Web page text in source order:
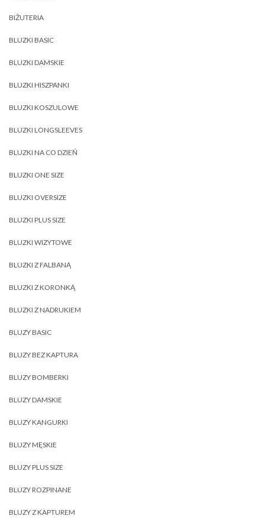
BIŻUTERIA
BLUZKI BASIC
BLUZKI DAMSKIE
BLUZKI HISZPANKI
BLUZKI KOSZULOWE
BLUZKI LONGSLEEVES
BLUZKI NA CO DZIEŃ
BLUZKI ONE SIZE
BLUZKI OVERSIZE
BLUZKI PLUS SIZE
BLUZKI WIZYTOWE
BLUZKI Z FALBANĄ
BLUZKI Z KORONKĄ
BLUZKI Z NADRUKIEM
BLUZY BASIC
BLUZY BEZ KAPTURA
BLUZY BOMBERKI
BLUZY DAMSKIE
BLUZY KANGURKI
BLUZY MĘSKIE
BLUZY PLUS SIZE
BLUZY ROZPINANE
BLUZY Z KAPTUREM